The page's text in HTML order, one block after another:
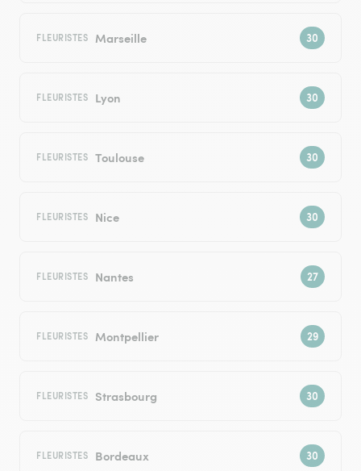
FLEURISTES Marseille
FLEURISTES Lyon
FLEURISTES Toulouse
FLEURISTES Nice
FLEURISTES Nantes
FLEURISTES Montpellier
FLEURISTES Strasbourg
FLEURISTES Bordeaux